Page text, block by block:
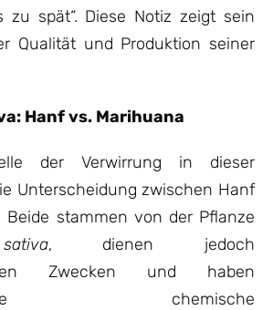
zu spät“. Diese Notiz zeigt sein
Qualität und Produktion seiner
Hanf vs. Marihuana
der Verwirrung in dieser
Unterscheidung zwischen Hanf
Beide stammen von der Pflanze
, dienen jedoch
Zwecken und haben
chemische